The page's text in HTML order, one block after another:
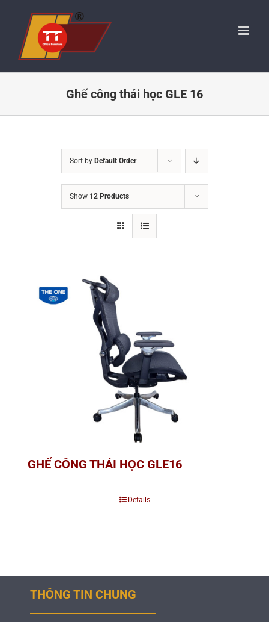
content
Ghế công thái học GLE 16
Sort by Default Order
Show 12 Products
GHẾ CÔNG THÁI HỌC GLE16
Details
THÔNG TIN CHUNG